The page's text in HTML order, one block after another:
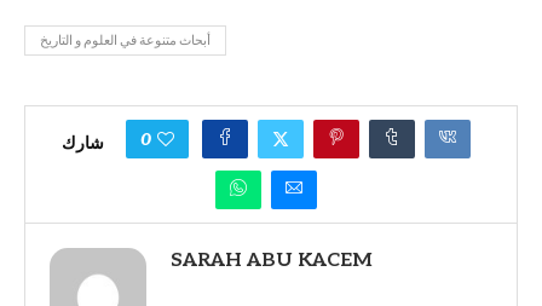
أبحاث متنوعة في العلوم و التاريخ
شارك 0
SARAH ABU KACEM